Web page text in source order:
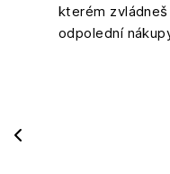
kterém
odpolední